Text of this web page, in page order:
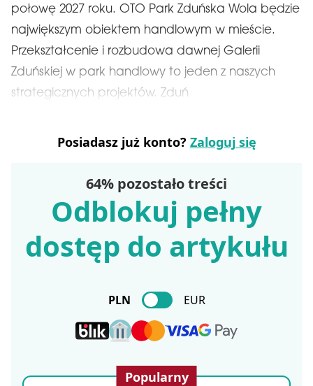
połowę 2027 roku. OTO Park Zduńska Wola będzie
największym obiektem handlowym w mieście.
Przekształcenie i rozbudowa dawnej Galerii
Zduńskiej w park handlowy to jeden z naszych
strategicznych projektów. Zduń
Posiadasz już konto? Zaloguj się
64% pozostało treści
Odblokuj pełny
dostęp do artykułu
PLN EUR
Popularny